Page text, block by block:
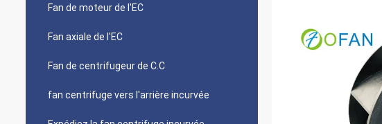
Fan de moteur de l'EC
Fan axiale de l'EC
Fan de centrifugeur de C.C
fan centrifuge vers l'arrière incurvée